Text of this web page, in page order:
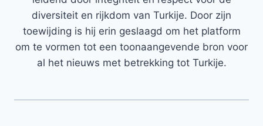
diversiteit en rijkdom van Turkije. Door zijn
toewijding is hij erin geslaagd om het platform
om te vormen tot een toonaangevende bron voor
al het nieuws met betrekking tot Turkije.